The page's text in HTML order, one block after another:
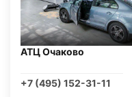
АТЦ Очаково
+7 (495) 152-31-11